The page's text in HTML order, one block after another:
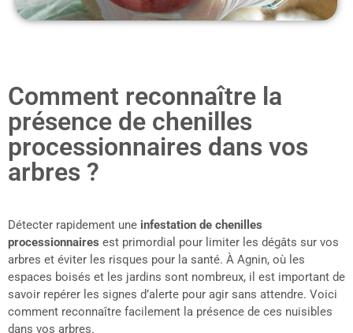
Comment reconnaître la
présence de chenilles
processionnaires dans vos
arbres ?
Détecter rapidement une infestation de chenilles
processionnaires est primordial pour limiter les dégâts sur vos
arbres et éviter les risques pour la santé. À Agnin, où les
espaces boisés et les jardins sont nombreux, il est important de
savoir repérer les signes d’alerte pour agir sans attendre. Voici
comment reconnaître facilement la présence de ces nuisibles
dans vos arbres.